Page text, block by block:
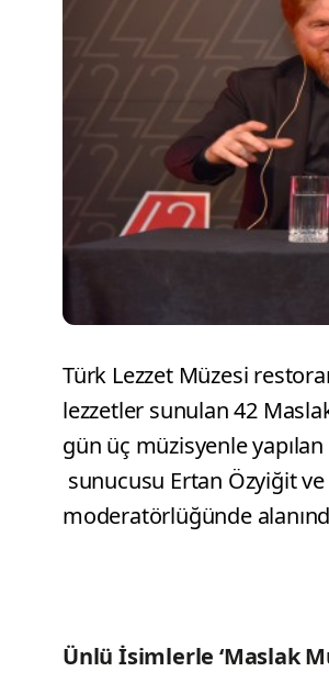
Türk Lezzet Müzesi
lezzetler sunulan 42
gün üç müzisyenle
sunucusu Ertan Özyiğit
moderatörlüğünde
Ünlü İsimlerle ‘Maslak